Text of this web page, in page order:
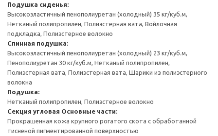
Подушка сиденья:
Высокоэластичный пенополиуретан (холодный) 35 кг/куб.м,
Нетканый полипропилен, Полиэстерная вата, Войлочная
подкладка, Полиэстерное волокно
Спинная подушка:
Высокоэластичный пенополиуретан (холодный) 23 кг/куб.м,
Пенополиуретан 30 кг/куб.м, Нетканый полипропилен,
Полиэстерная вата, Полиэстерная вата, Шарики из полиэстерного
волокна
Подушка:
Нетканый полипропилен, Полиэстерное волокно
Секция угловая Основные части:
Прокрашенная кожа крупного рогатого скота с обработанной
тисненой пигментированной поверхностью